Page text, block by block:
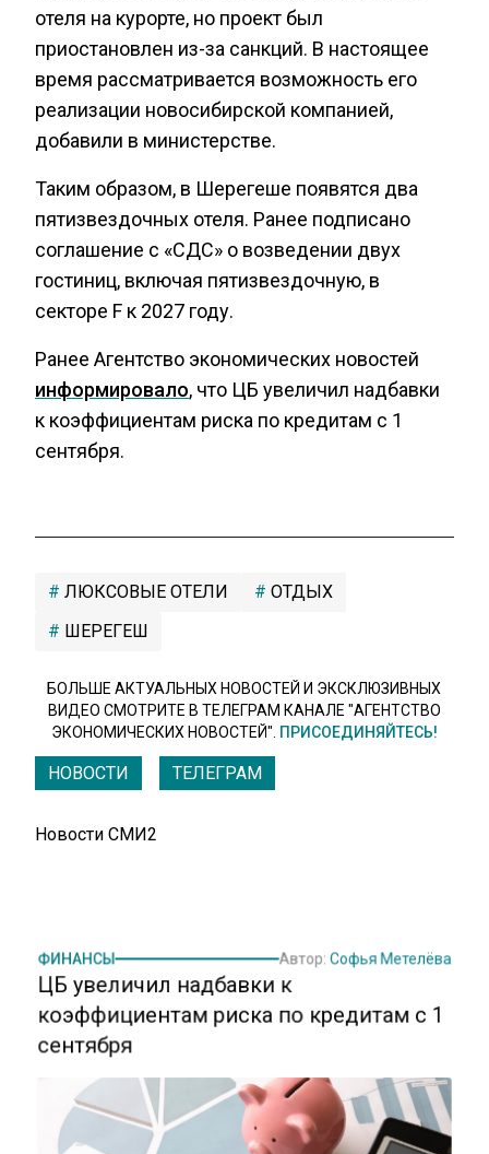
отеля на курорте, но проект был
приостановлен из-за санкций. В настоящее
время рассматривается возможность его
реализации новосибирской компанией,
добавили в министерстве.
Таким образом, в Шерегеше появятся два
пятизвездочных отеля. Ранее подписано
соглашение с «СДС» о возведении двух
гостиниц, включая пятизвездочную, в
секторе F к 2027 году.
Ранее Агентство экономических новостей
информировало, что ЦБ увеличил надбавки
к коэффициентам риска по кредитам с 1
сентября.
ЛЮКСОВЫЕ ОТЕЛИ
ОТДЫХ
ШЕРЕГЕШ
БОЛЬШЕ АКТУАЛЬНЫХ НОВОСТЕЙ И ЭКСКЛЮЗИВНЫХ
ВИДЕО СМОТРИТЕ В ТЕЛЕГРАМ КАНАЛЕ "АГЕНТСТВО
ЭКОНОМИЧЕСКИХ НОВОСТЕЙ". ПРИСОЕДИНЯЙТЕСЬ!
НОВОСТИ ТЕЛЕГРАМ
Новости СМИ2
ЦБ увеличил надбавки к
коэффициентам риска по кредитам с 1
сентября